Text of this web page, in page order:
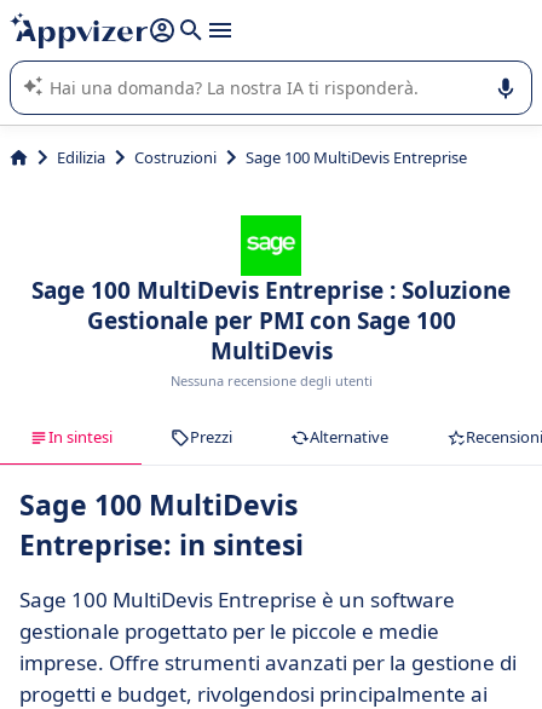
righe con
shift + enter
L'IA di Appvizer vi guida nell'utilizzo o nella scelta di un
software SaaS per la vostra azienda.
Edilizia Costruzioni Sage 100 MultiDevis Entreprise
Sage 100 MultiDevis Entreprise : Soluzione
Gestionale per PMI con Sage 100
MultiDevis
Nessuna recensione degli utenti
In sintesi Prezzi Alternative Recensioni
Sage 100 MultiDevis
Entreprise: in sintesi
Sage 100 MultiDevis Entreprise è un software
gestionale progettato per le piccole e medie
imprese. Offre strumenti avanzati per la gestione di
progetti e budget, rivolgendosi principalmente ai